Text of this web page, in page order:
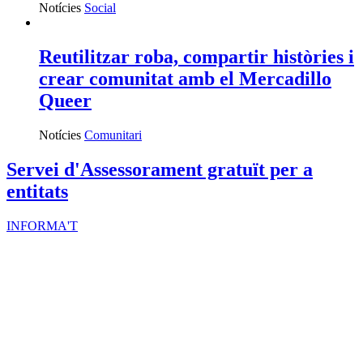
Notícies Social
Reutilitzar roba, compartir històries i
crear comunitat amb el Mercadillo
Queer
Notícies Comunitari
Servei d'Assessorament gratuït per a
entitats
INFORMA'T